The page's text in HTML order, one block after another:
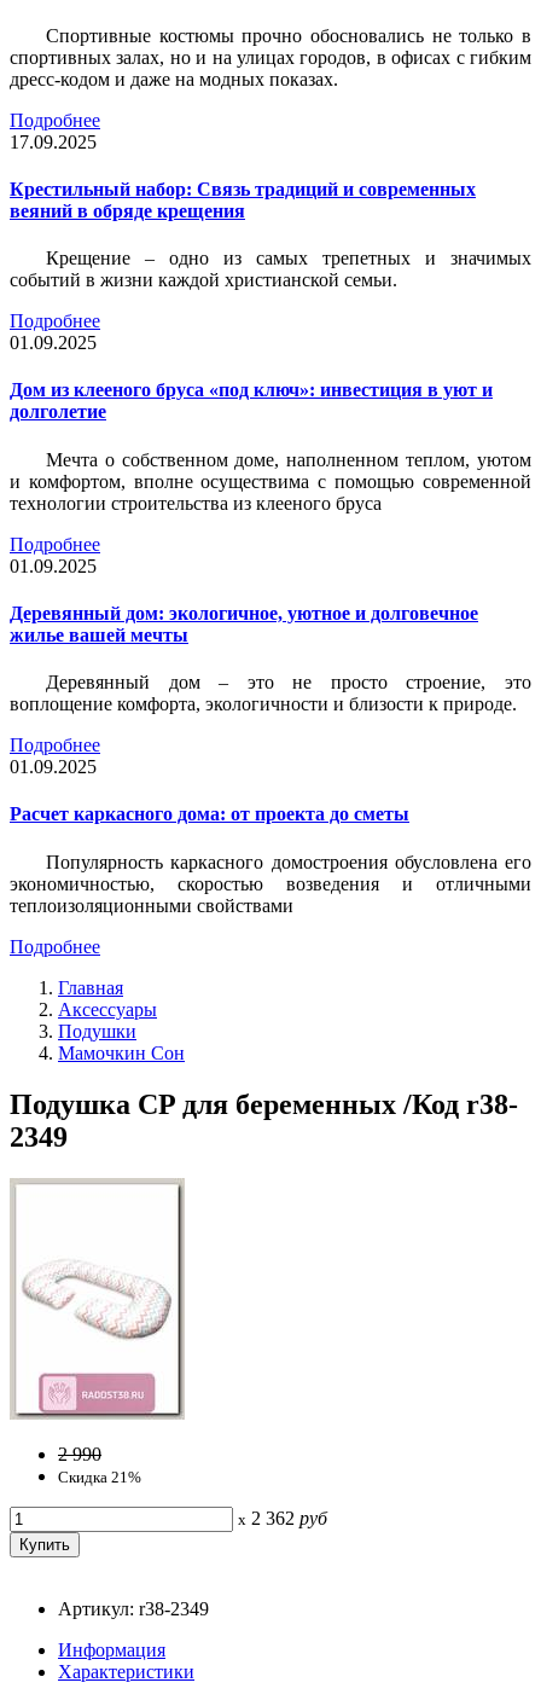
Спортивные костюмы прочно обосновались не только в
спортивных залах, но и на улицах городов, в офисах с гибким
дресс-кодом и даже на модных показах.
Подробнее
17.09.2025
Крестильный набор: Связь традиций и современных
веяний в обряде крещения
Крещение – одно из самых трепетных и значимых
событий в жизни каждой христианской семьи.
Подробнее
01.09.2025
Дом из клееного бруса «под ключ»: инвестиция в уют и
долголетие
Мечта о собственном доме, наполненном теплом, уютом
и комфортом, вполне осуществима с помощью современной
технологии строительства из клееного бруса
Подробнее
01.09.2025
Деревянный дом: экологичное, уютное и долговечное
жилье вашей мечты
Деревянный дом – это не просто строение, это
воплощение комфорта, экологичности и близости к природе.
Подробнее
01.09.2025
Расчет каркасного дома: от проекта до сметы
Популярность каркасного домостроения обусловлена его
экономичностью, скоростью возведения и отличными
теплоизоляционными свойствами
Подробнее
Главная
Аксессуары
Подушки
Мамочкин Сон
Подушка CP для беременных /Код r38-
2349
2 990
Скидка 21%
x 2 362 руб
Артикул: r38-2349
Информация
Характеристики